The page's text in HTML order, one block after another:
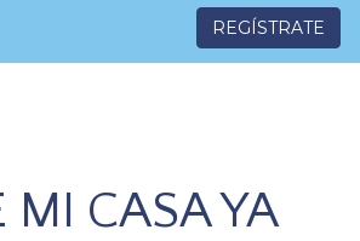
REGÍSTRATE
MI CASA YA